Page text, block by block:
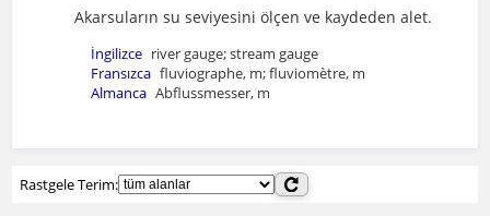
Akarsuların su seviyesini ölçen ve kaydeden alet.
İngilizce river gauge; stream gauge
Fransızca fluviographe, m; fluviomètre, m
Almanca Abflussmesser, m
Rastgele Terim: